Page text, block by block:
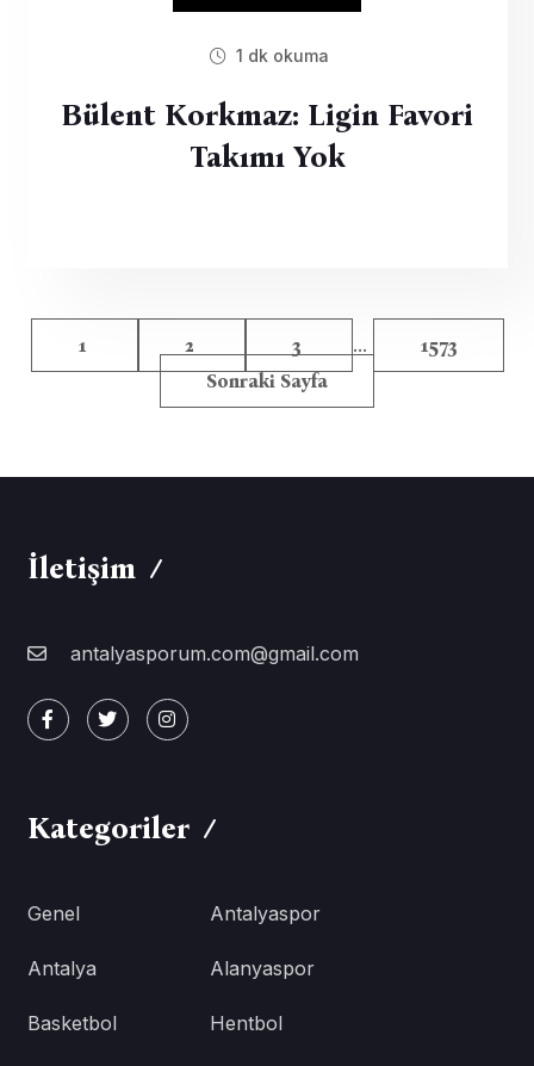
1 dk okuma
Bülent Korkmaz: Ligin Favori
Takımı Yok
1 2 3 ...
1573
Sonraki Sayfa
İletişim
antalyasporum.com@gmail.com
Kategoriler
Genel Antalyaspor
Antalya Alanyaspor
Basketbol Hentbol